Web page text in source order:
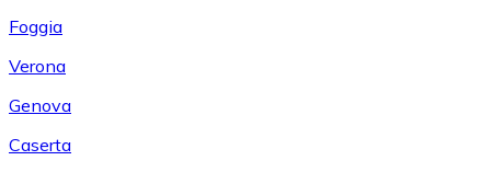
Foggia
Verona
Genova
Caserta